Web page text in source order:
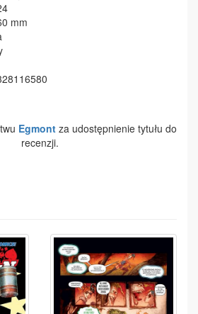
mm
Egmont za udostępnienie tytułu do
recenzji.